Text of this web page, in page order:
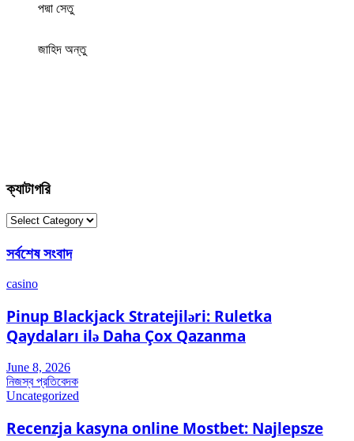
পদ্মা সেতু
জাহিদ অন্তু
ক্যাটাগরি
ক্যাটাগরি
সর্বশেষ সংবাদ
casino
Pinup Blackjack Stratejiləri: Ruletka
Qaydaları ilə Daha Çox Qazanma
June 8, 2026
নিজস্ব প্রতিবেদক
Uncategorized
Recenzja kasyna online Mostbet: Najlepsze